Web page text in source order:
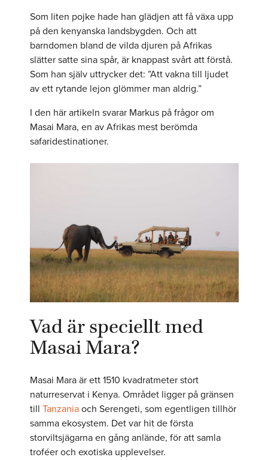
Som liten pojke hade han glädjen att få växa upp
på den kenyanska landsbygden. Och att
barndomen bland de vilda djuren på Afrikas
slätter satte sina spår, är knappast svårt att förstå.
Som han själv uttrycker det: ”Att vakna till ljudet
av ett rytande lejon glömmer man aldrig.”
I den här artikeln svarar Markus på frågor om
Masai Mara, en av Afrikas mest berömda
safaridestinationer.
Vad är speciellt med
Masai Mara?
Masai Mara är ett 1510 kvadratmeter stort
naturreservat i Kenya. Området ligger på gränsen
till Tanzaniaoch Serengeti, som egentligen tillhör
samma ekosystem. Det var hit de första
storviltsjägarna en gång anlände, för att samla
troféer och exotiska upplevelser.